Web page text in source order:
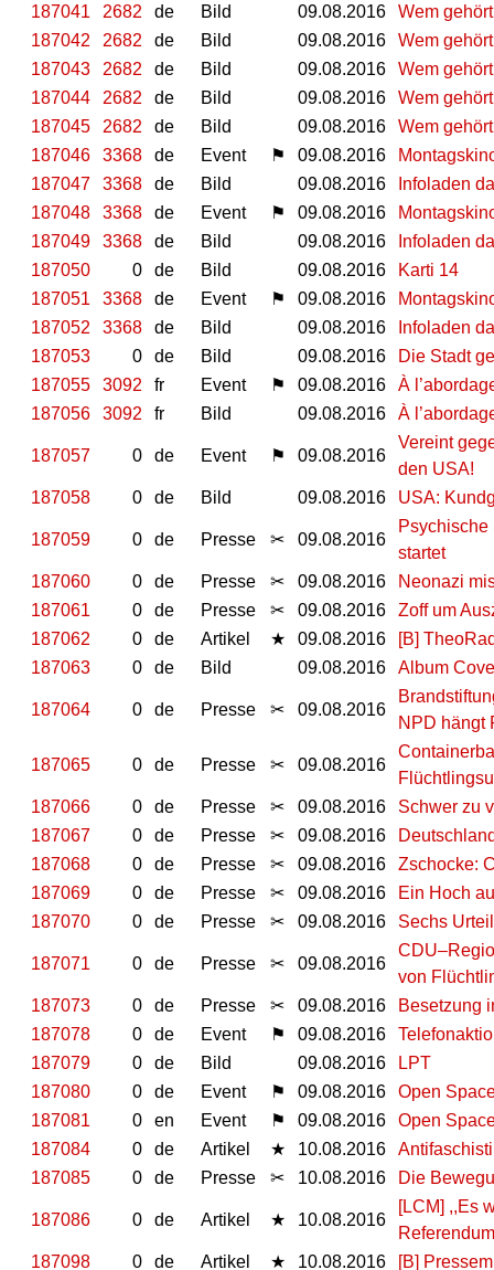
187041
2682 de Bild 09.08.2016
Wem
187042
2682 de Bild 09.08.2016
Wem
187043
2682 de Bild 09.08.2016
Wem
187044
2682 de Bild 09.08.2016
Wem
187045
2682 de Bild 09.08.2016
Wem
187046
3368 de Event ⚑ 09.08.2016
187047
3368 de Bild 09.08.2016
Infoladen
187048
3368 de Event ⚑ 09.08.2016
187049
3368 de Bild 09.08.2016
Infoladen
187050
0 de Bild 09.08.2016
Karti 14
187051
3368 de Event ⚑ 09.08.2016
187052
3368 de Bild 09.08.2016
Infoladen
187053
0 de Bild 09.08.2016
Die Stadt
187055
3092 fr Event ⚑ 09.08.2016
À
187056
3092 fr Bild 09.08.2016 À
187057 0 de Event ⚑ 09.08.2016
Vereint
den USA!
187058
0 de Bild 09.08.2016 USA:
187059 0 de Presse ✂ 09.08.2016
Psychische
startet
187060
0 de Presse ✂ 09.08.2016
Neonazi
187061
0 de Presse ✂ 09.08.2016
Zoff um
187062
0 de Artikel ★ 09.08.2016
[B]
187063
0 de Bild 09.08.2016 Album
187064 0 de Presse ✂ 09.08.2016
NPD hängt
187065 0 de Presse ✂ 09.08.2016
187066
0 de Presse ✂ 09.08.2016
Schwer zu
187067
0 de Presse ✂ 09.08.2016
187068
0 de Presse ✂ 09.08.2016
Zschocke:
187069
0 de Presse ✂ 09.08.2016
Ein Hoch
187070
0 de Presse ✂ 09.08.2016 Sechs
187071 0 de Presse ✂ 09.08.2016
von
187073
0 de Presse ✂ 09.08.2016
Besetzung
187078
0 de Event ⚑ 09.08.2016
187079
0 de Bild 09.08.2016
LPT
187080
0 de Event ⚑ 09.08.2016
Open
187081
0 en Event ⚑ 09.08.2016
Open
187084
0 de Artikel ★ 10.08.2016
187085
0 de Presse ✂ 10.08.2016 Die
187086 0 de Artikel ★ 10.08.2016
[LCM] ,,Es
187098
0 de Artikel ★ 10.08.2016
[B]